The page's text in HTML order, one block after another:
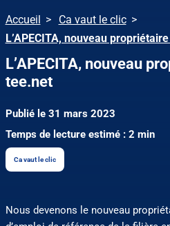
Accueil
Ca vaut le clic
L’APECITA, nouveau
L’APECITA, nouveau
tee.net
Publié le 31 mars 2023
Temps de lecture estimé : 2 min
Ca vaut le clic
Nous devenons le nouveau